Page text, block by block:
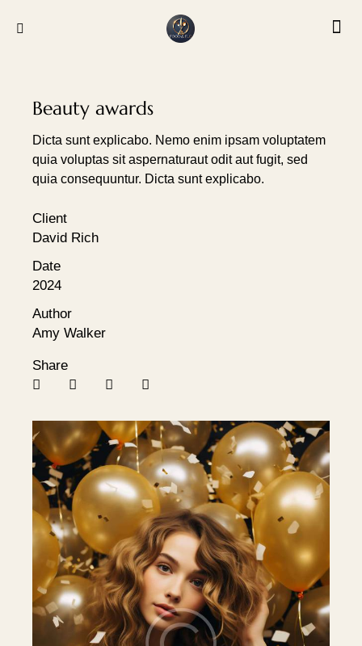
Beauty awards
Dicta sunt explicabo. Nemo enim ipsam voluptatem
quia voluptas sit aspernaturaut odit aut fugit, sed
quia consequuntur. Dicta sunt explicabo.
Client
David Rich
Date
2024
Author
Amy Walker
Share